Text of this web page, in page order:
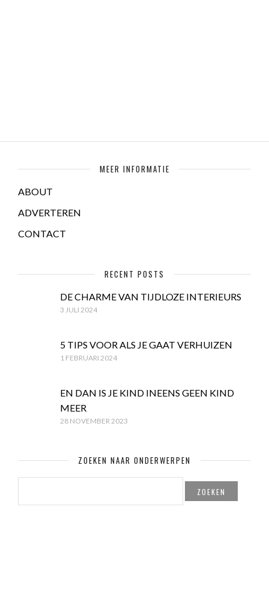
MEER INFORMATIE
ABOUT
ADVERTEREN
CONTACT
RECENT POSTS
DE CHARME VAN TIJDLOZE INTERIEURS
3 JULI 2024
5 TIPS VOOR ALS JE GAAT VERHUIZEN
1 FEBRUARI 2024
EN DAN IS JE KIND INEENS GEEN KIND
MEER
28 NOVEMBER 2023
ZOEKEN NAAR ONDERWERPEN
ZOEKEN